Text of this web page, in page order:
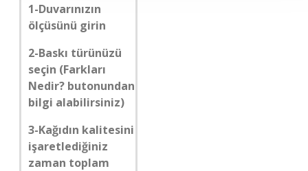
1-Duvarınızın
ölçüsünü girin
2-Baskı türünüzü
seçin (Farkları
Nedir? butonundan
bilgi alabilirsiniz)
3-Kağıdın kalitesini
işaretlediğiniz
zaman toplam